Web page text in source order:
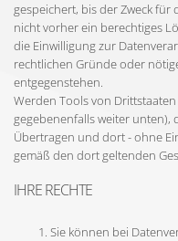
gespeichert, bis der Zweck für
nicht vorher ein berechtiges
die Einwilligung zur
rechtlichen Gründe oder
entgegenstehen.
Werden Tools von
gegebenenfalls weiter unten),
Übertragen und dort - ohne
gemäß den dort geltenden
IHRE RECHTE
Sie können bei